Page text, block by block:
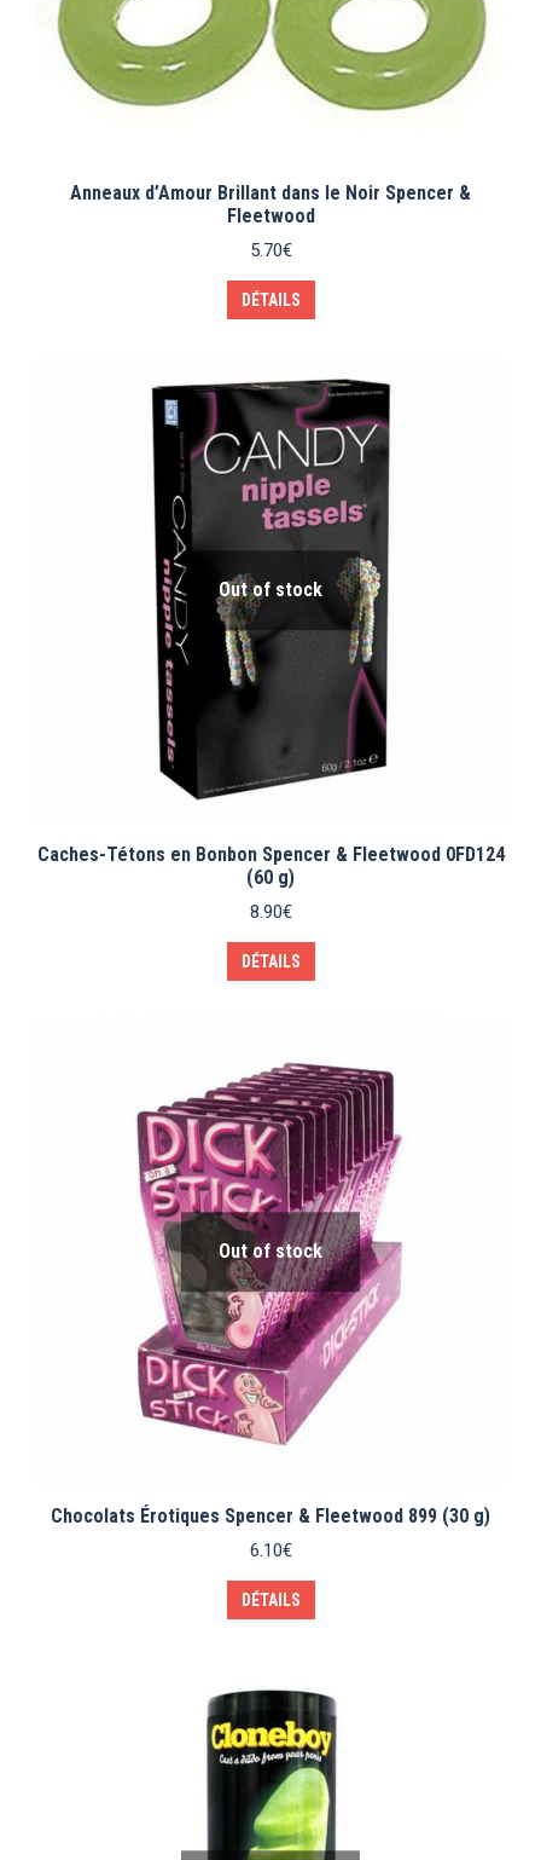
Anneaux d’Amour Brillant dans le Noir Spencer &
Fleetwood
5.70€
DÉTAILS
Out of stock
Caches-Tétons en Bonbon Spencer & Fleetwood 0FD124
(60 g)
8.90€
DÉTAILS
Out of stock
Chocolats Érotiques Spencer & Fleetwood 899 (30 g)
6.10€
DÉTAILS